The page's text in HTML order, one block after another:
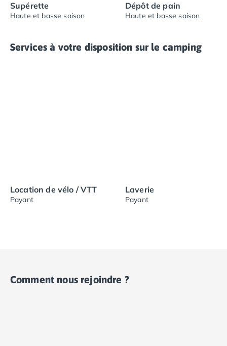
Supérette
Haute et basse saison
Dépôt de pain
Haute et basse saison
Services à votre disposition sur le camping
Location de vélo / VTT
Payant
Laverie
Payant
Comment nous rejoindre ?